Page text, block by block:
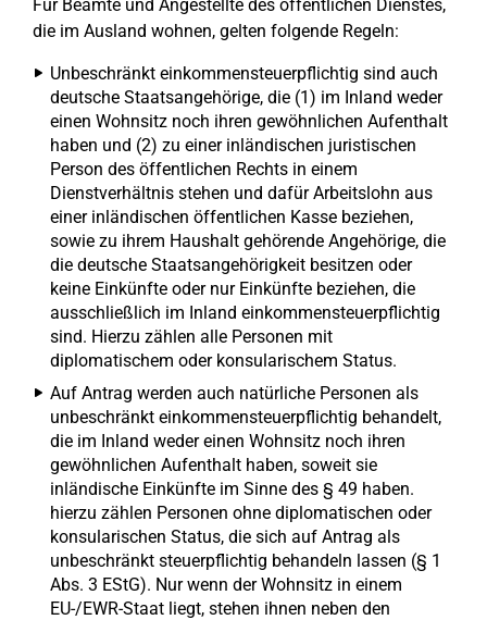
Für Beamte und Angestellte des öffentlichen Dienstes,
die im Ausland wohnen, gelten folgende Regeln:
Unbeschränkt einkommensteuerpflichtig sind auch
deutsche Staatsangehörige, die (1) im Inland weder
einen Wohnsitz noch ihren gewöhnlichen Aufenthalt
haben und (2) zu einer inländischen juristischen
Person des öffentlichen Rechts in einem
Dienstverhältnis stehen und dafür Arbeitslohn aus
einer inländischen öffentlichen Kasse beziehen,
sowie zu ihrem Haushalt gehörende Angehörige, die
die deutsche Staatsangehörigkeit besitzen oder
keine Einkünfte oder nur Einkünfte beziehen, die
ausschließlich im Inland einkommensteuerpflichtig
sind. Hierzu zählen alle Personen mit
diplomatischem oder konsularischem Status.
Auf Antrag werden auch natürliche Personen als
unbeschränkt einkommensteuerpflichtig behandelt,
die im Inland weder einen Wohnsitz noch ihren
gewöhnlichen Aufenthalt haben, soweit sie
inländische Einkünfte im Sinne des § 49 haben.
hierzu zählen Personen ohne diplomatischen oder
konsularischen Status, die sich auf Antrag als
unbeschränkt steuerpflichtig behandeln lassen (§ 1
Abs. 3 EStG). Nur wenn der Wohnsitz in einem
EU-/EWR-Staat liegt, stehen ihnen neben den